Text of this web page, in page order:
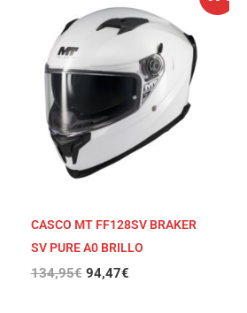
CASCO MT FF128SV BRAKER
SV PURE A0 BRILLO
134,95€
precio
original
134,95€.
94,47€
precio
actual
94,47€.